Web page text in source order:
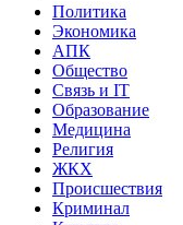
Политика
Экономика
АПК
Общество
Связь и IT
Образование
Медицина
Религия
ЖКХ
Происшествия
Криминал